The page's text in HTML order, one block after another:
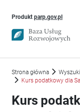
Produkt parp.gov.pl
Strona główna
Kurs podatkowy dla
Kurs